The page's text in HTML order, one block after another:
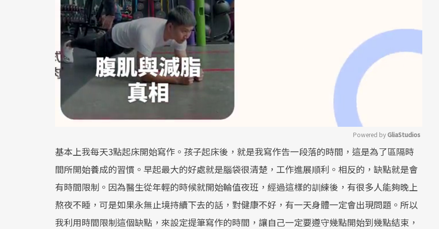
Mute
Powered by GliaStudios
基本上我每天3點起床開始寫作。孩子起床後，就是我寫作告一段落的時間，這是為了區隔時
間所開始養成的習慣。早起最大的好處就是腦袋很清楚，工作進展順利。相反的，缺點就是會
有時間限制。因為醫生從年輕的時候就開始輪值夜班，經過這樣的訓練後，有很多人能夠晚上
熬夜不睡，可是如果永無止境持續下去的話，對健康不好，有一天身體一定會出現問題。所以
我利用時間限制這個缺點，來設定提筆寫作的時間，讓自己一定要遵守幾點開始到幾點結束，